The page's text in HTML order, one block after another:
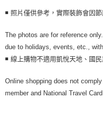
◾ 照片僅供參考，實際裝飾會因
The photos are for reference
due to holidays, events, etc.,
◾ 線上購物不適用凱悅天地、國
Online shopping does not
member and National Travel